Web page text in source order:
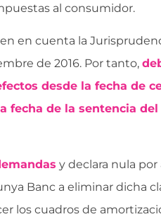
al consumidor.
en cuenta la
de 2016. Por tanto,
desde la fecha de
fecha de la sentencia
y declara nula por
Banc a eliminar dicha
los cuadros de